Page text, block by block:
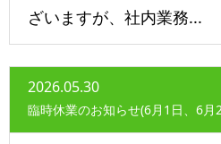
ざいますが、社内業務...
2026.05.30
臨時休業のお知らせ(6月1日、6月